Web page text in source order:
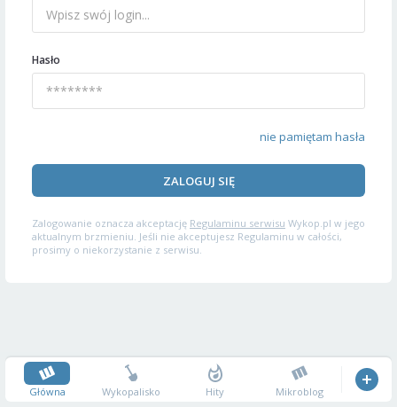
Hasło
nie pamiętam hasła
ZALOGUJ SIĘ
Zalogowanie oznacza akceptację Regulaminu serwisu Wykop.pl w jego
aktualnym brzmieniu. Jeśli nie akceptujesz Regulaminu w całości,
prosimy o niekorzystanie z serwisu.
Główna Wykopalisko Hity Mikroblog